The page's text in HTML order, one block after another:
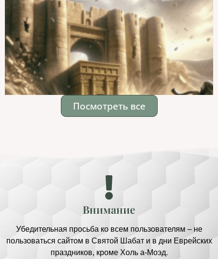
Посмотреть все
Внимание
Убедительная просьба ко всем пользователям – не
пользоваться сайтом в Святой Шабат и в дни Еврейских
праздников, кроме Холь а-Моэд.